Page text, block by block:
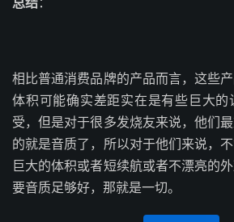
相比普通消费品牌的产品而言，这些
体积可能确实差距实在是有些巨大
受，但是对于很多发烧友来说，他们
的就是音质了，所以对于他们来说，
巨大的体积或者短续航或者不漂亮的
要音质足够好，那就是一切。